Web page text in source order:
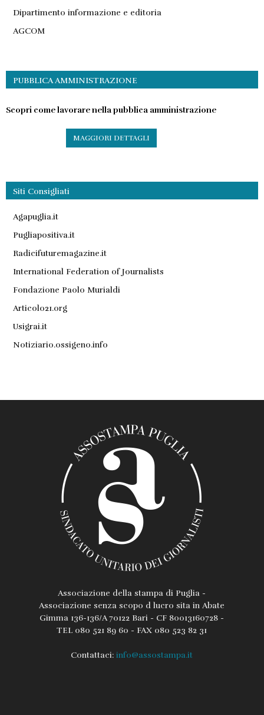
Dipartimento informazione e editoria
AGCOM
PUBBLICA AMMINISTRAZIONE
Scopri come lavorare nella pubblica amministrazione
MAGGIORI DETTAGLI
Siti Consigliati
Agapuglia.it
Pugliapositiva.it
Radicifuturemagazine.it
International Federation of Journalists
Fondazione Paolo Murialdi
Articolo21.org
Usigrai.it
Notiziario.ossigeno.info
Associazione della stampa di Puglia -
Associazione senza scopo d lucro sita in Abate
Gimma 136-136/A 70122 Bari - CF 80013160728 -
TEL 080 521 89 60 - FAX 080 523 82 31
Contattaci:info@assostampa.it